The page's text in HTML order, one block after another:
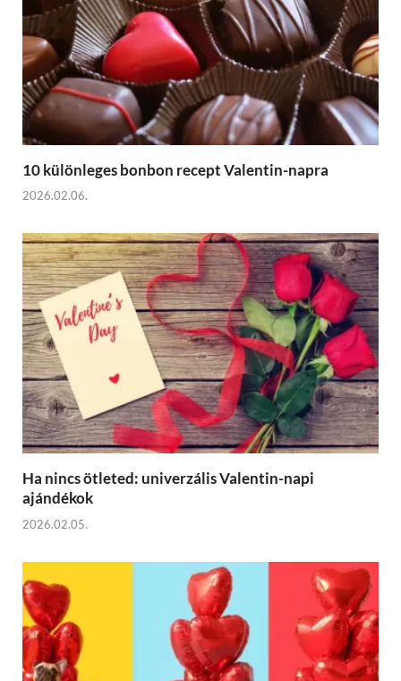
10 különleges bonbon recept Valentin-napra
2026.02.06.
Ha nincs ötleted: univerzális Valentin-napi
ajándékok
2026.02.05.